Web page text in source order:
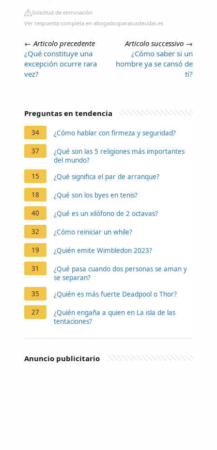
Solicitud de eliminación
Ver respuesta completa en abogadosparatusdeudas.es
← Articolo precedente
¿Qué constituye una
excepción ocurre rara
vez?
Articolo successivo →
¿Cómo saber si un
hombre ya se cansó de
ti?
Preguntas en tendencia
34 ¿Cómo hablar con firmeza y seguridad?
37
¿Qué son las 5 religiones más importantes
del mundo?
15
¿Qué significa el par de arranque?
18 ¿Qué son los byes en tenis?
40 ¿Qué es un xilófono de 2 octavas?
32 ¿Cómo reiniciar un while?
19 ¿Quién emite Wimbledon 2023?
31
¿Qué pasa cuando dos personas se aman y
se separan?
35
¿Quién es más fuerte Deadpool o Thor?
27
¿Quién engaña a quien en La isla de las
tentaciones?
Anuncio publicitario